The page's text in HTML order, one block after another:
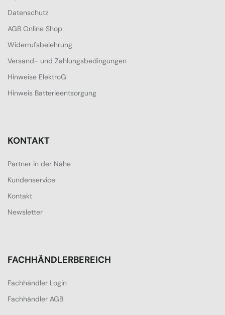
Datenschutz
AGB Online Shop
Widerrufsbelehrung
Versand- und Zahlungsbedingungen
Hinweise ElektroG
Hinweis Batterieentsorgung
KONTAKT
Partner in der Nähe
Kundenservice
Kontakt
Newsletter
FACHHÄNDLERBEREICH
Fachhändler Login
Fachhändler AGB